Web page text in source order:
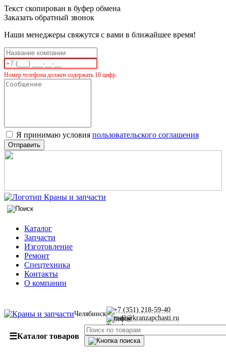
Текст скопирован в буфер обмена
Заказать обратный звонок
Наши менеджеры свяжутся с вами в ближайшее время!
Номер телефона должен содержать 10 цифр.
Я принимаю условия пользовательского соглашения
Отправить
Каталог
Запчасти
Изготовление
Ремонт
Спецтехника
Контакты
О компании
Челябинск
+7 (351) 218-59-40
mail@kranzapchasti.ru
☰Каталог товаров